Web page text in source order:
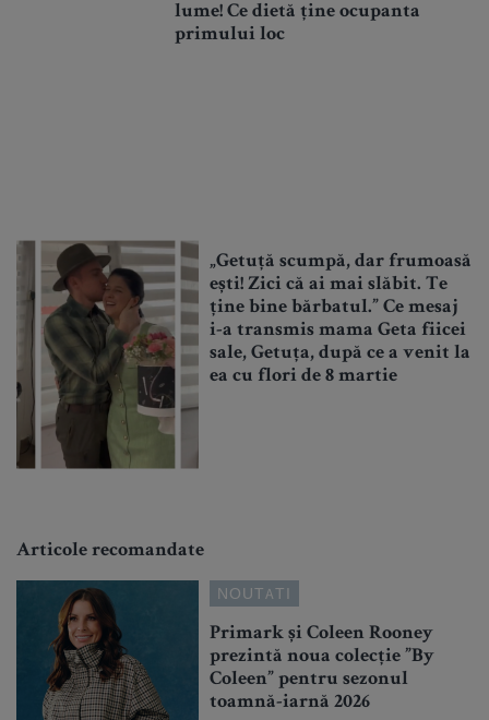
lume! Ce dietă ține ocupanta
primului loc
„Getuță scumpă, dar frumoasă
ești! Zici că ai mai slăbit. Te
ține bine bărbatul.” Ce mesaj
i-a transmis mama Geta fiicei
sale, Getuța, după ce a venit la
ea cu flori de 8 martie
Articole recomandate
NOUTATI
Primark și Coleen Rooney
prezintă noua colecție ”By
Coleen” pentru sezonul
toamnă-iarnă 2026